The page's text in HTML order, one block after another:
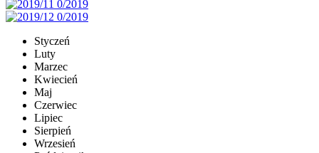
Styczeń
Luty
Marzec
Kwiecień
Maj
Czerwiec
Lipiec
Sierpień
Wrzesień